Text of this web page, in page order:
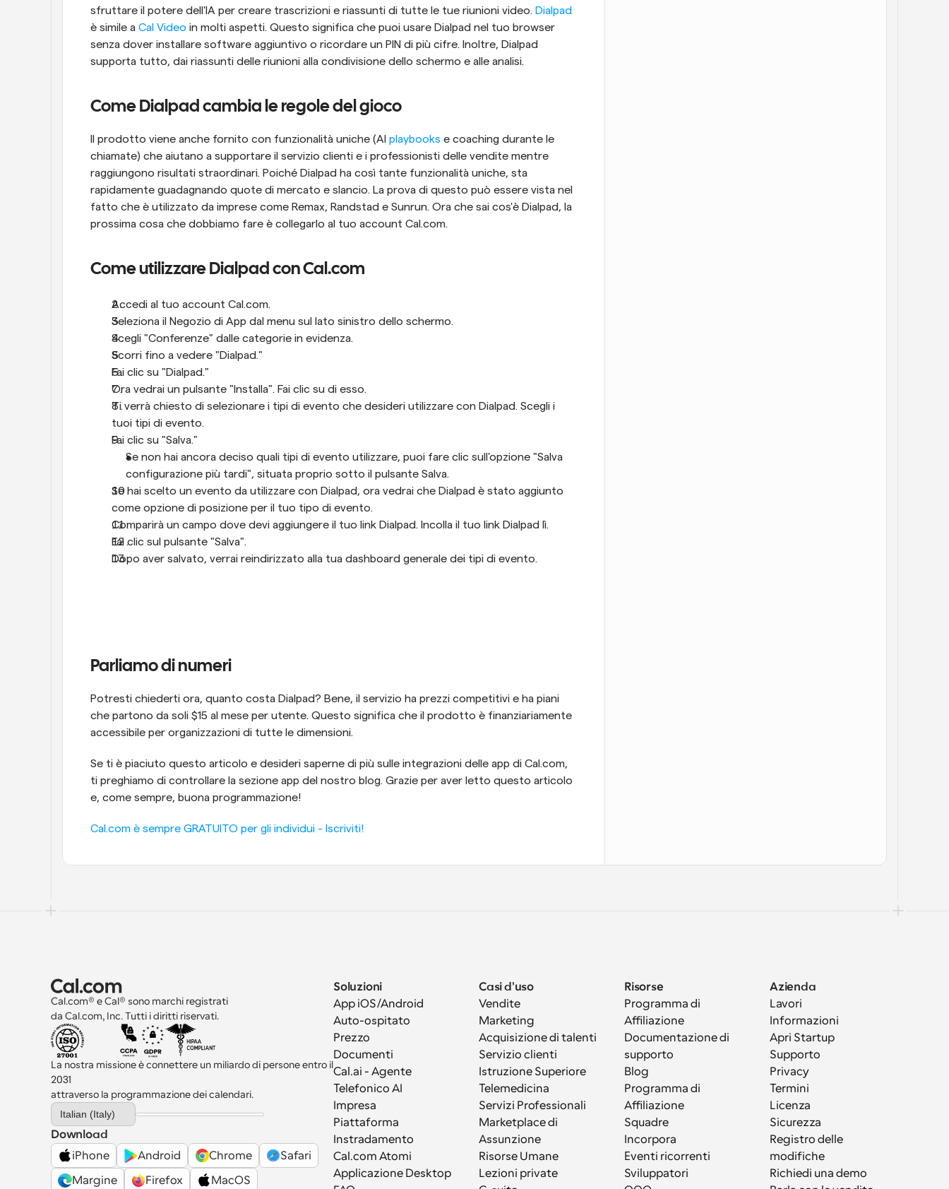
sfruttare il potere dell'IA per creare trascrizioni e riassunti di tutte le tue riunioni video. Dialpad
è simile a Cal Video in molti aspetti. Questo significa che puoi usare Dialpad nel tuo browser
senza dover installare software aggiuntivo o ricordare un PIN di più cifre. Inoltre, Dialpad
supporta tutto, dai riassunti delle riunioni alla condivisione dello schermo e alle analisi.
Come Dialpad cambia le regole del gioco
Il prodotto viene anche fornito con funzionalità uniche (AI playbooks e coaching durante le
chiamate) che aiutano a supportare il servizio clienti e i professionisti delle vendite mentre
raggiungono risultati straordinari. Poiché Dialpad ha così tante funzionalità uniche, sta
rapidamente guadagnando quote di mercato e slancio. La prova di questo può essere vista nel
fatto che è utilizzato da imprese come Remax, Randstad e Sunrun. Ora che sai cos'è Dialpad, la
prossima cosa che dobbiamo fare è collegarlo al tuo account Cal.com.
Come utilizzare Dialpad con Cal.com
Accedi al tuo account Cal.com.
Seleziona il Negozio di App dal menu sul lato sinistro dello schermo.
Scegli "Conferenze" dalle categorie in evidenza.
Scorri fino a vedere "Dialpad."
Fai clic su "Dialpad."
Ora vedrai un pulsante "Installa". Fai clic su di esso.
Ti verrà chiesto di selezionare i tipi di evento che desideri utilizzare con Dialpad. Scegli i
tuoi tipi di evento.
Fai clic su "Salva."
Se non hai ancora deciso quali tipi di evento utilizzare, puoi fare clic sull'opzione "Salva
configurazione più tardi", situata proprio sotto il pulsante Salva.
Se hai scelto un evento da utilizzare con Dialpad, ora vedrai che Dialpad è stato aggiunto
come opzione di posizione per il tuo tipo di evento.
Comparirà un campo dove devi aggiungere il tuo link Dialpad. Incolla il tuo link Dialpad lì.
Fai clic sul pulsante "Salva".
Dopo aver salvato, verrai reindirizzato alla tua dashboard generale dei tipi di evento.
Parliamo di numeri
Potresti chiederti ora, quanto costa Dialpad? Bene, il servizio ha prezzi competitivi e ha piani
che partono da soli $15 al mese per utente. Questo significa che il prodotto è finanziariamente
accessibile per organizzazioni di tutte le dimensioni.
Se ti è piaciuto questo articolo e desideri saperne di più sulle integrazioni delle app di Cal.com,
ti preghiamo di controllare la sezione app del nostro blog. Grazie per aver letto questo articolo
e, come sempre, buona programmazione!
Cal.com è sempre GRATUITO per gli individui - Iscriviti!
Cal.com® e Cal® sono marchi registrati
da Cal.com, Inc. Tutti i diritti riservati.
La nostra missione è connettere un miliardo di persone entro il
2031
attraverso la programmazione dei calendari.
Select Language
Italian (Italy)
Download
iPhone
Android Chrome
Safari
Margine
Firefox MacOS
Soluzioni
App iOS/Android
Auto-ospitato
Prezzo
Documenti
Cal.ai - Agente
Telefonico AI
Impresa
Piattaforma
Instradamento
Cal.com Atomi
Applicazione Desktop
Casi d'uso
Vendite
Marketing
Acquisizione di talenti
Servizio clienti
Istruzione Superiore
Telemedicina
Servizi Professionali
Marketplace di
Assunzione
Risorse Umane
Lezioni private
Risorse
Programma di
Affiliazione
Documentazione di
supporto
Blog
Programma di
Affiliazione
Squadre
Incorpora
Eventi ricorrenti
Sviluppatori
Azienda
Lavori
Informazioni
Apri Startup
Supporto
Privacy
Termini
Licenza
Sicurezza
Registro delle
modifiche
Richiedi una demo